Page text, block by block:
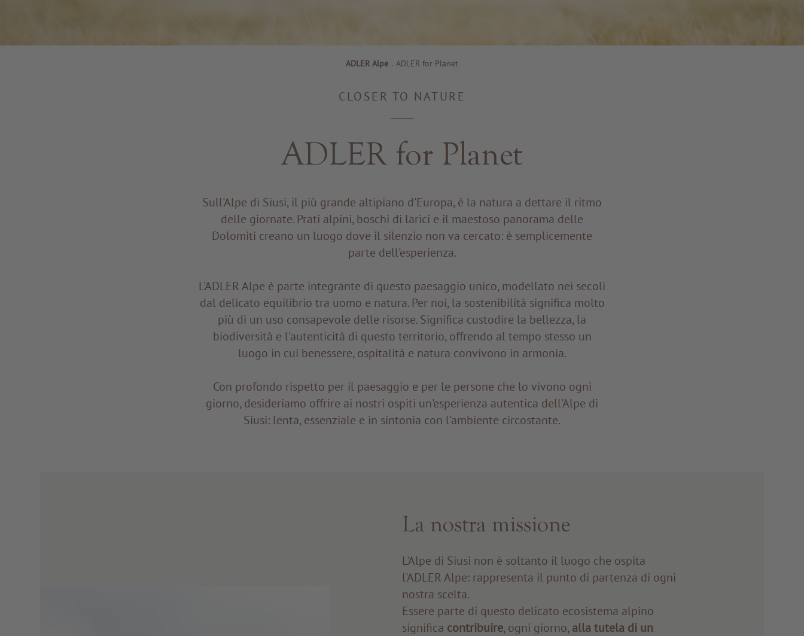
ADLER Alpe . ADLER for Planet
CLOSER TO NATURE
ADLER for Planet
Sull'Alpe di Siusi, il più grande altipiano d'Europa, è la natura a dettare il ritmo
delle giornate. Prati alpini, boschi di larici e il maestoso panorama delle
Dolomiti creano un luogo dove il silenzio non va cercato: è semplicemente
parte dell'esperienza.
L'ADLER Alpe è parte integrante di questo paesaggio unico, modellato nei secoli
dal delicato equilibrio tra uomo e natura. Per noi, la sostenibilità significa molto
più di un uso consapevole delle risorse. Significa custodire la bellezza, la
biodiversità e l'autenticità di questo territorio, offrendo al tempo stesso un
luogo in cui benessere, ospitalità e natura convivono in armonia.
Con profondo rispetto per il paesaggio e per le persone che lo vivono ogni
giorno, desideriamo offrire ai nostri ospiti un'esperienza autentica dell'Alpe di
Siusi: lenta, essenziale e in sintonia con l'ambiente circostante.
La nostra missione
L'Alpe di Siusi non è soltanto il luogo che ospita
l'ADLER Alpe: rappresenta il punto di partenza di ogni
nostra scelta.
Essere parte di questo delicato ecosistema alpino
significa contribuire, ogni giorno,alla tutela di un